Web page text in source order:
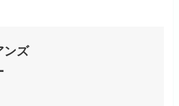
ンズ